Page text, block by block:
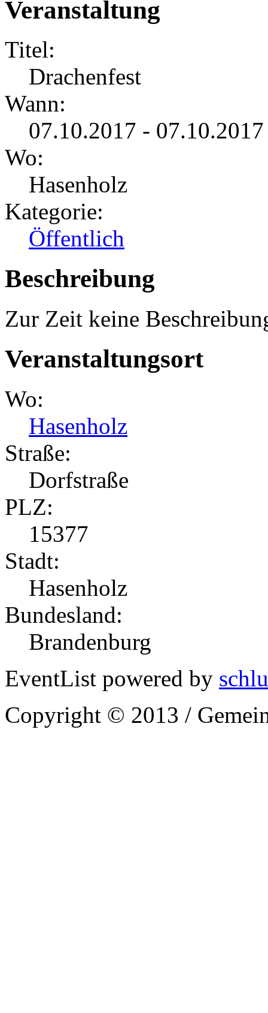
Veranstaltung
Titel:
Drachenfest
Wann:
07.10.2017 -
Wo:
Hasenholz
Kategorie:
Öffentlich
Beschreibung
Zur Zeit keine
Veranstaltungsort
Wo:
Hasenholz
Straße:
Dorfstraße
PLZ:
15377
Stadt:
Hasenholz
Bundesland:
Brandenburg
EventList powered by
Copyright © 2013 /